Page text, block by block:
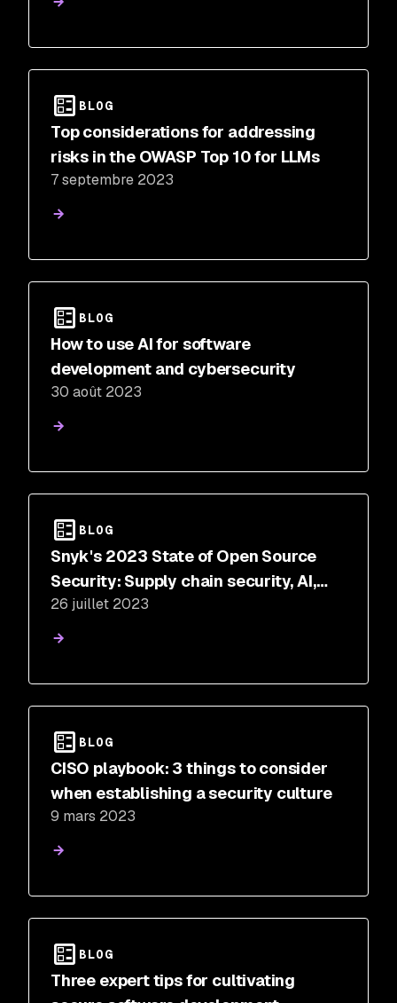
BLOG
Top considerations for addressing
risks in the OWASP Top 10 for LLMs
7 septembre 2023
BLOG
How to use AI for software
development and cybersecurity
30 août 2023
BLOG
Snyk's 2023 State of Open Source
Security: Supply chain security, AI,
and more
26 juillet 2023
BLOG
CISO playbook: 3 things to consider
when establishing a security culture
9 mars 2023
BLOG
Three expert tips for cultivating